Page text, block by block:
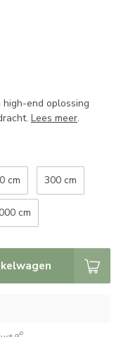
end oplossing
Lees meer.
cm 300 cm
cm